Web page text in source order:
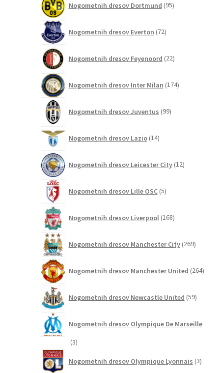
Nogometnih dresov Dortmund 95izdelkov
Nogometnih dresov Everton 72izdelkov
Nogometnih dresov Feyenoord 22izdelkov
Nogometnih dresov Inter Milan 174izdelkov
Nogometnih dresov Juventus 99izdelkov
Nogometnih dresov Lazio 14izdelkov
Nogometnih dresov Leicester City 12izdelkov
Nogometnih dresov Lille OSC 5izdelkov
Nogometnih dresov Liverpool 168izdelkov
Nogometnih dresov Manchester City 269izdelkov
Nogometnih dresov Manchester United 264
Nogometnih dresov Newcastle United 59izdelkov
Nogometnih dresov Olympique De Marseille
33
Nogometnih dresov Olympique Lyonnais 3izdelki